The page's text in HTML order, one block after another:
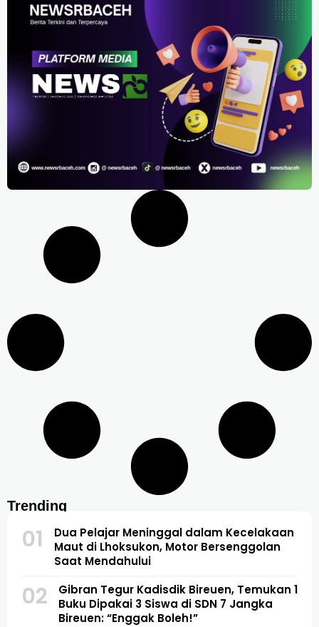
Trending
01
Dua Pelajar Meninggal dalam Kecelakaan
Maut di Lhoksukon, Motor Bersenggolan
Saat Mendahului
02
Gibran Tegur Kadisdik Bireuen, Temukan 1
Buku Dipakai 3 Siswa di SDN 7 Jangka
Bireuen: “Enggak Boleh!”